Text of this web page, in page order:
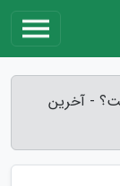
22 مهر چقدر است؟ - آخرین